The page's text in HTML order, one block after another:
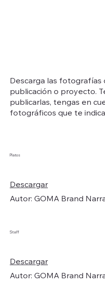
Descarga las fotografías
publicación o proyecto.
publicarlas, tengas en
fotográficos que te
Platos
Descargar
Autor: GOMA Brand
Staff
Descargar
Autor: GOMA Brand